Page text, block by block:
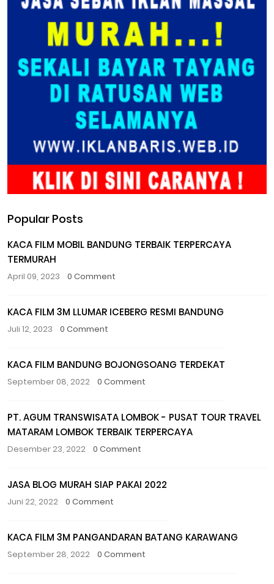
Popular Posts
KACA FILM MOBIL BANDUNG TERBAIK TERPERCAYA
TERMURAH
April 09, 2023 0 Comment
KACA FILM 3M LLUMAR ICEBERG RESMI BANDUNG
Juli 12, 2023 0 Comment
KACA FILM BANDUNG BOJONGSOANG TERDEKAT
September 08, 2022 0 Comment
PT. AGUM TRANSWISATA LOMBOK - PUSAT TOUR TRAVEL
MATARAM LOMBOK TERBAIK TERPERCAYA
Desember 23, 2022 0 Comment
JASA BLOG MURAH SIAP PAKAI 2022
Juni 22, 2022 0 Comment
KACA FILM 3M PANGANDARAN BATANG KARAWANG
September 28, 2022 0 Comment